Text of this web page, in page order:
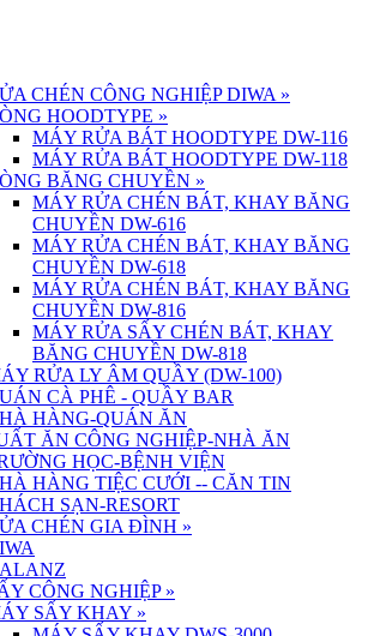
CHÉN CÔNG NGHIỆP DIWA »
HOODTYPE »
MÁY RỬA BÁT HOODTYPE DW-116
MÁY RỬA BÁT HOODTYPE DW-118
BĂNG CHUYỀN »
MÁY RỬA CHÉN BÁT, KHAY BĂNG
CHUYỀN DW-616
MÁY RỬA CHÉN BÁT, KHAY BĂNG
CHUYỀN DW-618
MÁY RỬA CHÉN BÁT, KHAY BĂNG
CHUYỀN DW-816
MÁY RỬA SẤY CHÉN BÁT, KHAY
BĂNG CHUYỀN DW-818
RỬA LY ÂM QUẦY (DW-100)
CÀ PHÊ - QUẦY BAR
HÀNG-QUÁN ĂN
ĂN CÔNG NGHIỆP-NHÀ ĂN
HỌC-BỆNH VIỆN
HÀNG TIỆC CƯỚI -- CĂN TIN
SẠN-RESORT
CHÉN GIA ĐÌNH »
CÔNG NGHIỆP »
SẤY KHAY »